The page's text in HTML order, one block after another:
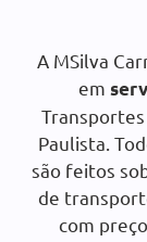
A MSilva
em
Paulista.
são feitos
de
com